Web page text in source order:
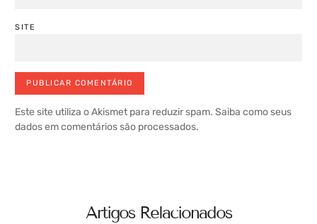
SITE
Este site utiliza o Akismet para reduzir spam. Saiba como seus
dados em comentários são processados.
Artigos Relacionados